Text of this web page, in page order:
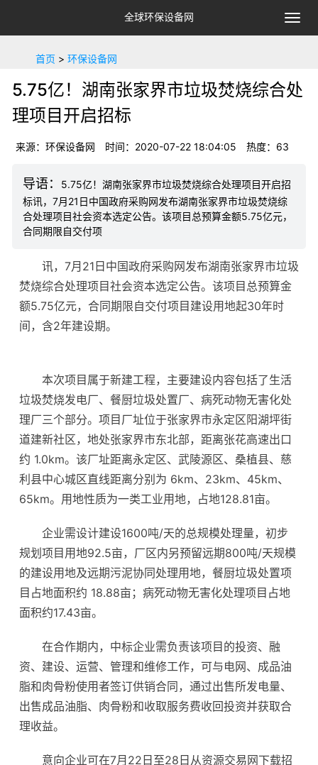
切
换
全球环保设备网
首页 > 环保设备网
5.75亿！湖南张家界市垃圾焚烧综合处
理项目开启招标
来源：环保设备网 时间：2020-07-22 18:04:05 热度：63
5.75亿！湖南张家界市垃圾焚烧综合处理项目开启招
标讯，7月21日中国政府采购网发布湖南张家界市垃圾焚烧综
合处理项目社会资本选定公告。该项目总预算金额5.75亿元，
合同期限自交付项
讯，7月21日中国政府采购网发布湖南张家界市垃圾
焚烧综合处理项目社会资本选定公告。该项目总预算金
额5.75亿元，合同期限自交付项目建设用地起30年时
间，含2年建设期。
本次项目属于新建工程，主要建设内容包括了生活
垃圾焚烧发电厂、餐厨垃圾处置厂、病死动物无害化处
理厂三个部分。项目厂址位于张家界市永定区阳湖坪街
道建新社区，地处张家界市东北部，距离张花高速出口
约 1.0km。该厂址距离永定区、武陵源区、桑植县、慈
利县中心城区直线距离分别为 6km、23km、45km、
65km。用地性质为一类工业用地，占地128.81亩。
企业需设计建设1600吨/天的总规模处理量，初步
规划项目用地92.5亩，厂区内另预留远期800吨/天规模
的建设用地及远期污泥协同处理用地，餐厨垃圾处置项
目占地面积约 18.88亩；病死动物无害化处理项目占地
面积约17.43亩。
在合作期内，中标企业需负责该项目的投资、融
资、建设、运营、管理和维修工作，可与电网、成品油
脂和肉骨粉使用者签订供销合同，通过出售所发电量、
出售成品油脂、肉骨粉和收取服务费收回投资并获取合
理收益。
意向企业可在7月22日至28日从资源交易网下载招